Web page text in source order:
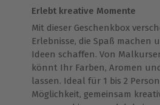
Erlebt kreative Momente
Mit dieser Geschenkbox
Erlebnisse, die Spaß machen
Ideen schaffen. Von
könnt Ihr Farben, Aromen
lassen. Ideal für 1 bis 2
Möglichkeit, gemeinsam